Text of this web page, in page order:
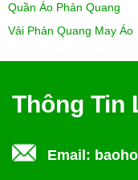
Quần Áo Phản Quang
Vải Phản Quang May Áo
Thông Tin
Email: